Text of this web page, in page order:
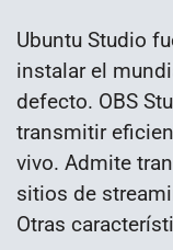
Ubuntu Studio
instalar el
defecto. OBS
transmitir
vivo. Admite
sitios de
Otras